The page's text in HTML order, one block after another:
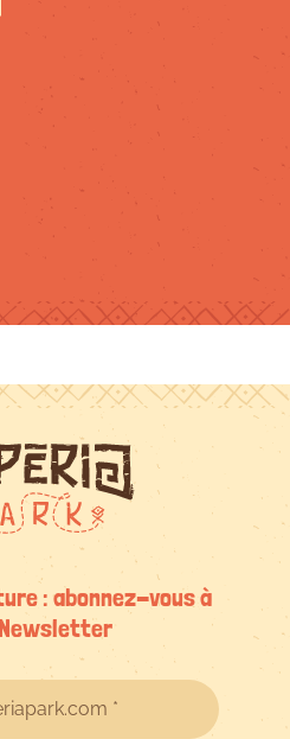
: abonnez-vous à